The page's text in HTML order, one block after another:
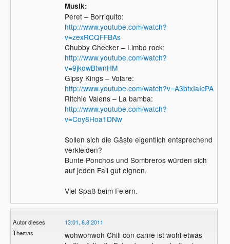
Musik:
Peret – Borriquito:
http://www.youtube.com/watch?
v=zexRCQFFBAs
Chubby Checker – Limbo rock:
http://www.youtube.com/watch?
v=9jkowBtwnHM
Gipsy Kings – Volare:
http://www.youtube.com/watch?v=A3btxIaIcPA
Ritchie Valens – La bamba:
http://www.youtube.com/watch?
v=Coy8Hoa1DNw
Sollen sich die Gäste eigentlich entsprechend
verkleiden?
Bunte Ponchos und Sombreros würden sich
auf jeden Fall gut eignen.
Viel Spaß beim Feiern.
Autor dieses
Themas
13:01, 8.8.2011
wohwohwoh Chili con carne ist wohl etwas